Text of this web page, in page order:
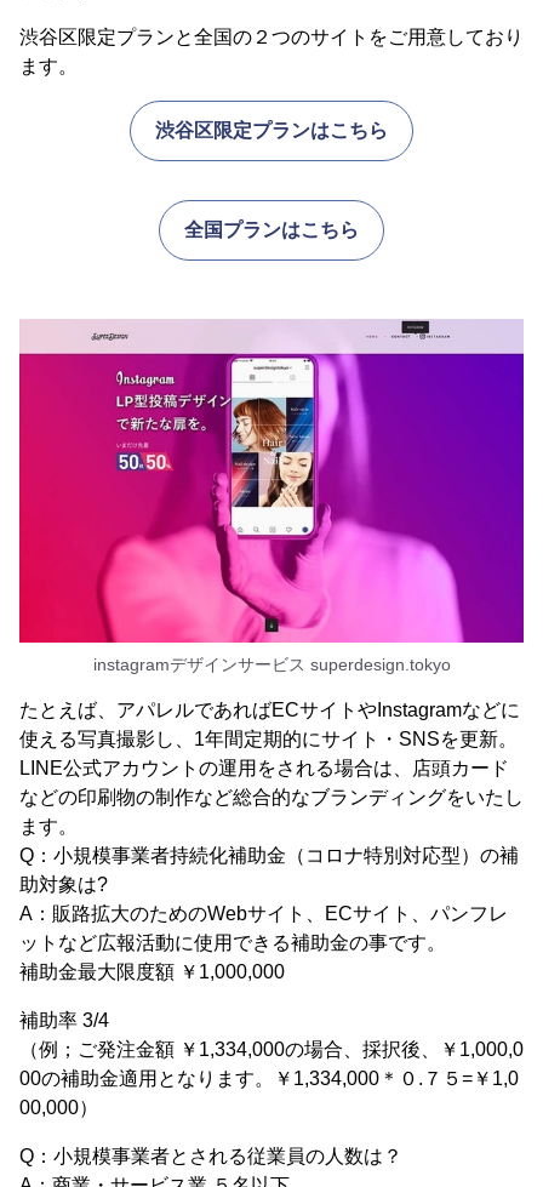
渋谷区限定プランと全国の２つのサイトをご用意しており
ます。
渋谷区限定プランはこちら
全国プランはこちら
instagramデザインサービス superdesign.tokyo
たとえば、アパレルであればECサイトやInstagramなどに
使える写真撮影し、1年間定期的にサイト・SNSを更新。
LINE公式アカウントの運用をされる場合は、店頭カード
などの印刷物の制作など総合的なブランディングをいたし
ます。
Q：小規模事業者持続化補助金（コロナ特別対応型）の補
助対象は?
A：販路拡大のためのWebサイト、ECサイト、パンフレ
ットなど広報活動に使用できる補助金の事です。
補助金最大限度額 ￥1,000,000
補助率 3/4
（例；ご発注金額 ￥1,334,000の場合、採択後、￥1,000,0
00の補助金適用となります。￥1,334,000＊０.７５=￥1,0
00,000）
Q：小規模事業者とされる従業員の人数は？